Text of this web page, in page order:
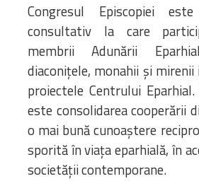
Congresul Episcopiei
consultativ la care
membrii Adunării
diaconițele, monahii și
proiectele Centrului
este consolidarea cooperării
o mai bună cunoaștere
sporită în viața eparhială, în
societății contemporane.